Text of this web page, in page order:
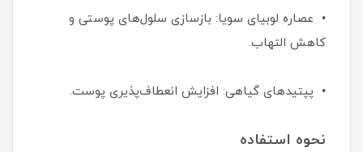
• عصاره لوبیای سویا: بازسازی سلول‌های پوستی و
کاهش التهاب.
• پپتیدهای گیاهی: افزایش انعطاف‌پذیری پوست.
نحوه استفاده